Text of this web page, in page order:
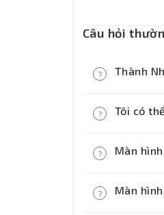
Câu hỏi
? Thành
S5
? Tôi có
TNC
? Màn
Full HD
? Màn